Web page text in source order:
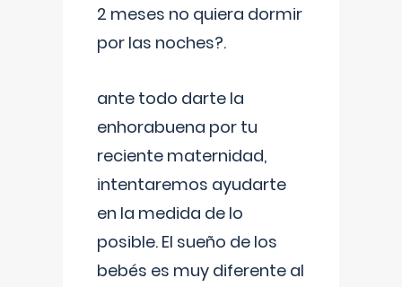
2 meses no quiera dormir
por las noches?.
ante todo darte la
enhorabuena por tu
reciente maternidad,
intentaremos ayudarte
en la medida de lo
posible. El sueño de los
bebés es muy diferente al